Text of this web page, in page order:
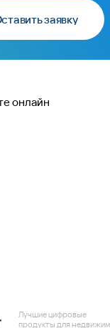
заявку
онлайн
Лучшие цифровые
продукты для